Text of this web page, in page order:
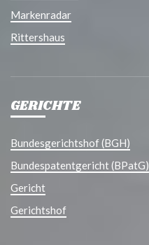
Markenradar
Rittershaus
GERICHTE
Bundesgerichtshof (BGH)
Bundespatentgericht (BPatG)
Gericht
Gerichtshof